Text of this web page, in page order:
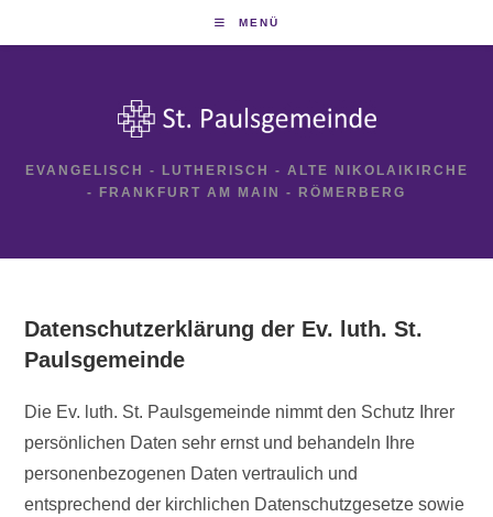
MENÜ
EVANGELISCH - LUTHERISCH - ALTE NIKOLAIKIRCHE
- FRANKFURT AM MAIN - RÖMERBERG
Datenschutzerklärung der Ev. luth. St.
Paulsgemeinde
Die Ev. luth. St. Paulsgemeinde nimmt den Schutz Ihrer
persönlichen Daten sehr ernst und behandeln Ihre
personenbezogenen Daten vertraulich und
entsprechend der kirchlichen Datenschutzgesetze sowie